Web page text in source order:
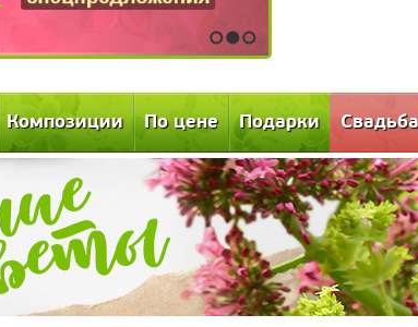
1 2 3
Композиции По цене Подарки Свадьба